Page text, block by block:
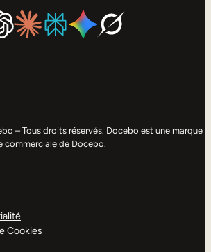
– Tous droits réservés. Docebo est une marque
commerciale de Docebo.
Cookies